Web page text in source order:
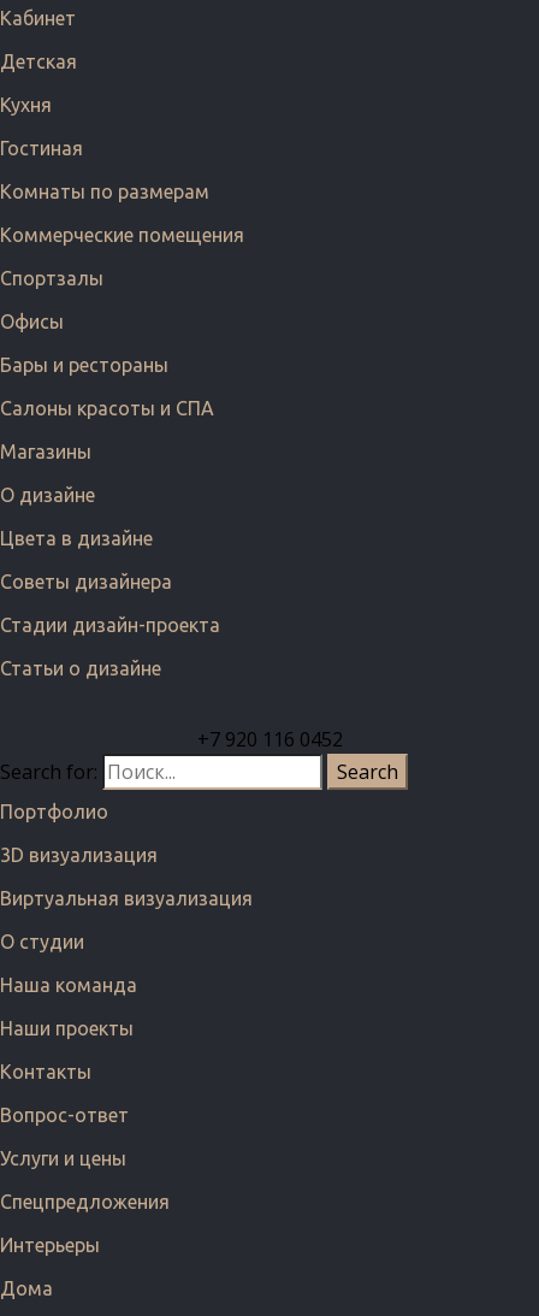
Кабинет
Детская
Кухня
Гостиная
Комнаты по размерам
Коммерческие помещения
Спортзалы
Офисы
Бары и рестораны
Салоны красоты и СПА
Магазины
О дизайне
Цвета в дизайне
Советы дизайнера
Стадии дизайн-проекта
Статьи о дизайне
+7 920 116 0452
Search for:
Портфолио
3D визуализация
Виртуальная визуализация
О студии
Наша команда
Наши проекты
Контакты
Вопрос-ответ
Услуги и цены
Cпецпредложения
Интерьеры
Дома